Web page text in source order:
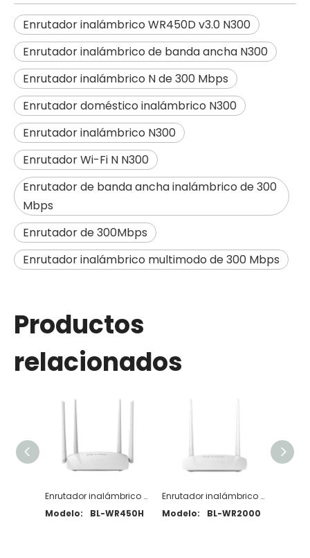
Enrutador inalámbrico WR450D v3.0 N300
Enrutador inalámbrico de banda ancha N300
Enrutador inalámbrico N de 300 Mbps
Enrutador doméstico inalámbrico N300
Enrutador inalámbrico N300
Enrutador Wi-Fi N N300
Enrutador de banda ancha inalámbrico de 300
Mbps
Enrutador de 300Mbps
Enrutador inalámbrico multimodo de 300 Mbps
Productos
relacionados
Enrutador inalámbrico WR450H N300
Modelo:
BL-WR450H
Enrutador inalámbrico WR2000 N300
Modelo:
BL-WR2000